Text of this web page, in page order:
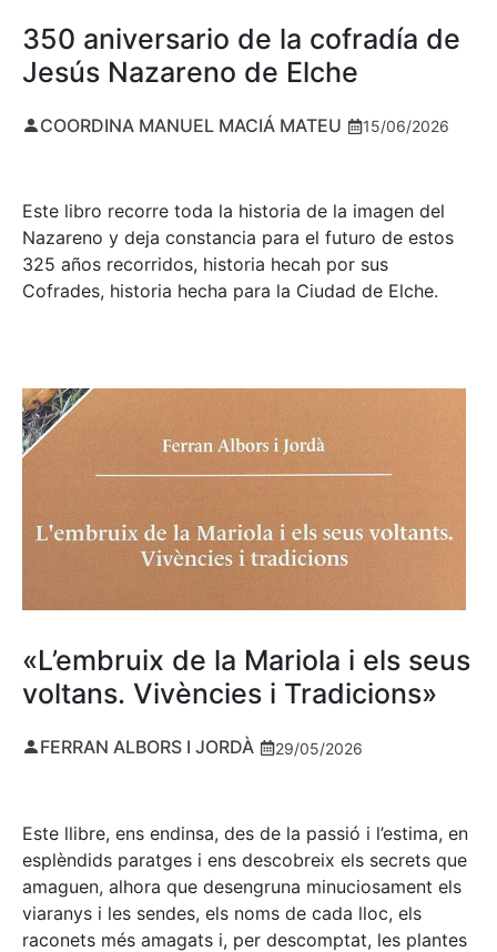
350 aniversario de la cofradía de
Jesús Nazareno de Elche
COORDINA MANUEL MACIÁ MATEU 15/06/2026
Este libro recorre toda la historia de la imagen del
Nazareno y deja constancia para el futuro de estos
325 años recorridos, historia hecah por sus
Cofrades, historia hecha para la Ciudad de Elche.
«L’embruix de la Mariola i els seus
voltans. Vivències i Tradicions»
FERRAN ALBORS I JORDÀ 29/05/2026
Este llibre, ens endinsa, des de la passió i l’estima, en
esplèndids paratges i ens descobreix els secrets que
amaguen, alhora que desengruna minuciosament els
viaranys i les sendes, els noms de cada lloc, els
raconets més amagats i, per descomptat, les plantes